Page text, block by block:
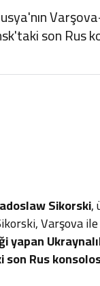
son
Sikorski,
Varşova
yapan
son Rus